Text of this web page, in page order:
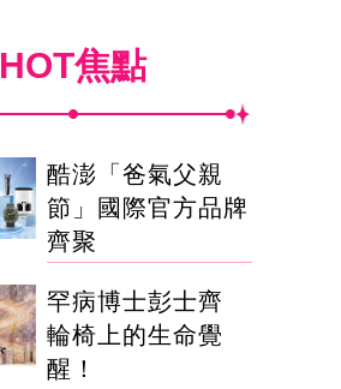
HOT焦點
酷澎「爸氣父親
節」國際官方品牌
齊聚
罕病博士彭士齊
輪椅上的生命覺
醒！